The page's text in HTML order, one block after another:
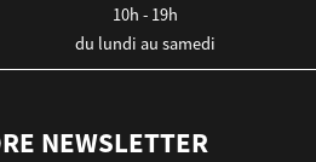
10h - 19h
du lundi au samedi
NEWSLETTER